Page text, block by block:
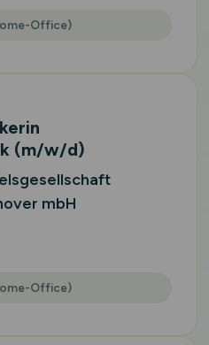
Office)
(m/w/d)
mbH
Office)